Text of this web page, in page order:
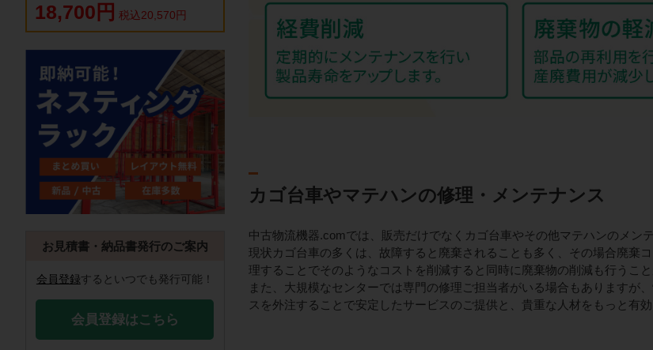
カゴ台車やマテハンの修理・メンテナンス
中古物流機器.comでは、販売だけでなくカゴ台車やその他マテハンのメン
現状カゴ台車の多くは、故障すると廃棄されることも多く、その場合廃棄
理することでそのようなコストを削減すると同時に廃棄物の削減も行うこと
また、大規模なセンターでは専門の修理ご担当者がいる場合もありますが
スを外注することで安定したサービスのご提供と、貴重な人材をもっと有
18,700円 税込20,570円
お見積書・納品書発行のご案内
会員登録するといつでも発行可能！
会員登録はこちら